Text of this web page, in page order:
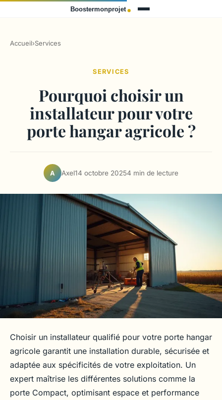
Accueil›Services
SERVICES
Pourquoi choisir un
installateur pour votre
porte hangar agricole ?
A Axel14 octobre 20254 min de lecture
Choisir un installateur qualifié pour votre porte hangar
agricole garantit une installation durable, sécurisée et
adaptée aux spécificités de votre exploitation. Un
expert maîtrise les différentes solutions comme la
porte Compact, optimisant espace et performance